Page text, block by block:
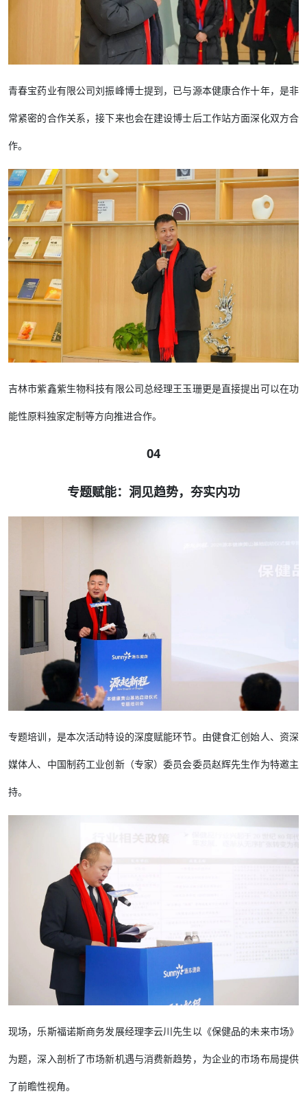
青春宝药业有限公司刘振峰博士提到，已与源本健康合作十年，是非
常紧密的合作关系，接下来也会在建设博士后工作站方面深化双方合
作。
吉林市紫鑫紫生物科技有限公司总经理王玉珊更是直接提出可以在功
能性原料独家定制等方向推进合作。
04
专题赋能：洞见趋势，夯实内功
专题培训，是本次活动特设的深度赋能环节。由健食汇创始人、资深
媒体人、中国制药工业创新（专家）委员会委员赵辉先生作为特邀主
持。
现场，乐斯福诺斯商务发展经理李云川先生以《保健品的未来市场》
为题，深入剖析了市场新机遇与消费新趋势，为企业的市场布局提供
了前瞻性视角。